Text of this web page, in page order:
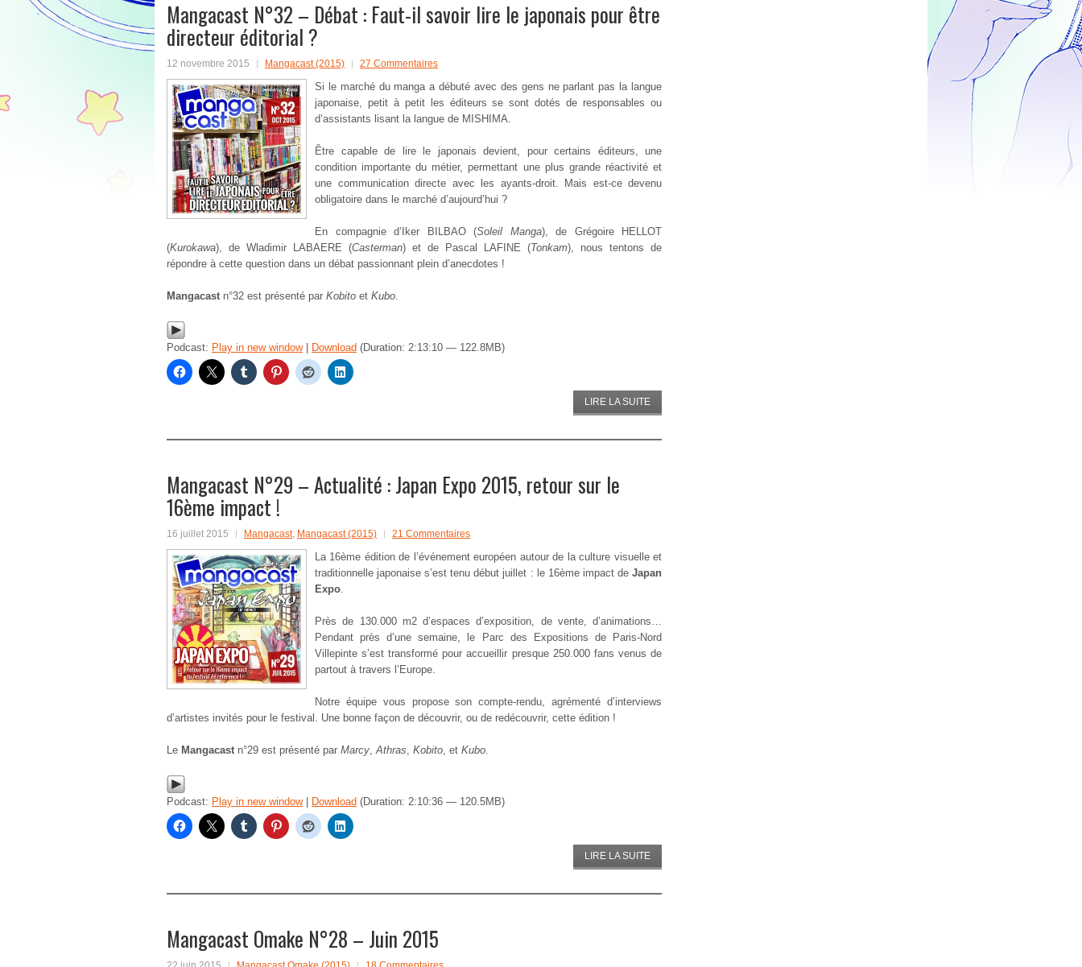
Mangacast N°32 – Débat : Faut-il savoir lire le japonais pour être
directeur éditorial ?
12 novembre 2015 Mangacast (2015) 27 Commentaires
Si le marché du manga a débuté avec des gens ne parlant pas la langue
japonaise, petit à petit les éditeurs se sont dotés de responsables ou
d’assistants lisant la langue de MISHIMA.
Être capable de lire le japonais devient, pour certains éditeurs, une
condition importante du métier, permettant une plus grande réactivité et
une communication directe avec les ayants-droit. Mais est-ce devenu
obligatoire dans le marché d’aujourd’hui ?
En compagnie d’Iker BILBAO (Soleil Manga), de Grégoire HELLOT
(Kurokawa), de Wladimir LABAERE (Casterman) et de Pascal LAFINE (Tonkam), nous tentons de
répondre à cette question dans un débat passionnant plein d’anecdotes !
Mangacast n°32 est présenté par Kobito et Kubo.
Podcast: Play in new window| Download (Duration: 2:13:10 — 122.8MB)
LIRE LA SUITE
Mangacast N°29 – Actualité : Japan Expo 2015, retour sur le
16ème impact !
16 juillet 2015 Mangacast, Mangacast (2015) 21 Commentaires
La 16ème édition de l’événement européen autour de la culture visuelle et
traditionnelle japonaise s’est tenu début juillet : le 16ème impact de Japan
Expo.
Près de 130.000 m2 d’espaces d’exposition, de vente, d’animations…
Pendant près d’une semaine, le Parc des Expositions de Paris-Nord
Villepinte s’est transformé pour accueillir presque 250.000 fans venus de
partout à travers l’Europe.
Notre équipe vous propose son compte-rendu, agrémenté d’interviews
d’artistes invités pour le festival. Une bonne façon de découvrir, ou de redécouvrir, cette édition !
Le Mangacast n°29 est présenté par Marcy,Athras, Kobito, et Kubo.
Podcast: Play in new window| Download (Duration: 2:10:36 — 120.5MB)
LIRE LA SUITE
Mangacast Omake N°28 – Juin 2015